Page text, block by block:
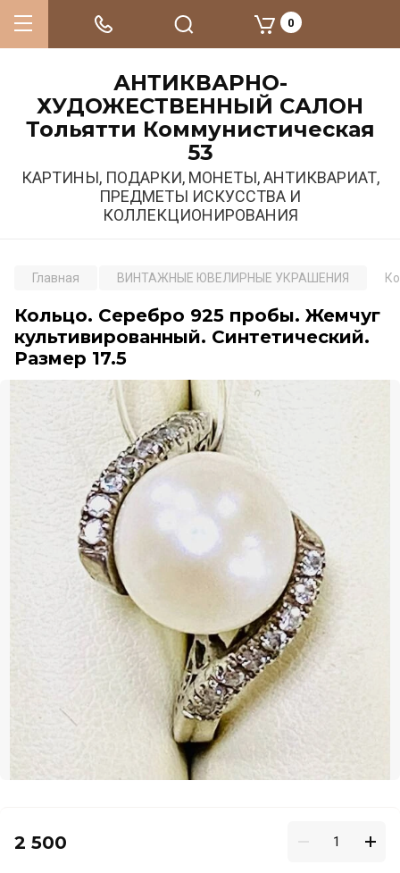
АНТИКВАРНО-
ХУДОЖЕСТВЕННЫЙ САЛОН
Тольятти Коммунистическая
53
КАРТИНЫ, ПОДАРКИ, МОНЕТЫ, АНТИКВАРИАТ,
ПРЕДМЕТЫ ИСКУССТВА И
КОЛЛЕКЦИОНИРОВАНИЯ
0
Главная ВИНТАЖНЫЕ ЮВЕЛИРНЫЕ УКРАШЕНИЯ
Кольцо. Серебро 925 пробы. Жемчуг
культивированный. Синтетический.
Размер 17.5
2 500